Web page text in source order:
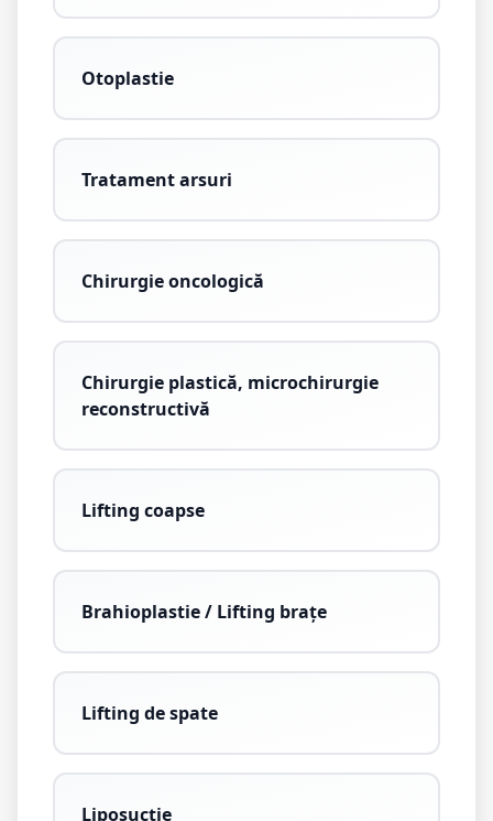
Otoplastie
Tratament arsuri
Chirurgie oncologică
Chirurgie plastică, microchirurgie
reconstructivă
Lifting coapse
Brahioplastie / Lifting brațe
Lifting de spate
Liposucție